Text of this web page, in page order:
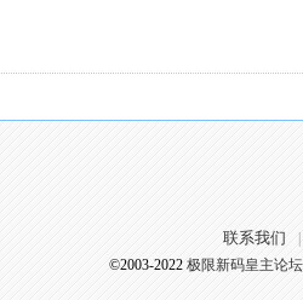
联系我们
©2003-2022 极限新码皇主论坛